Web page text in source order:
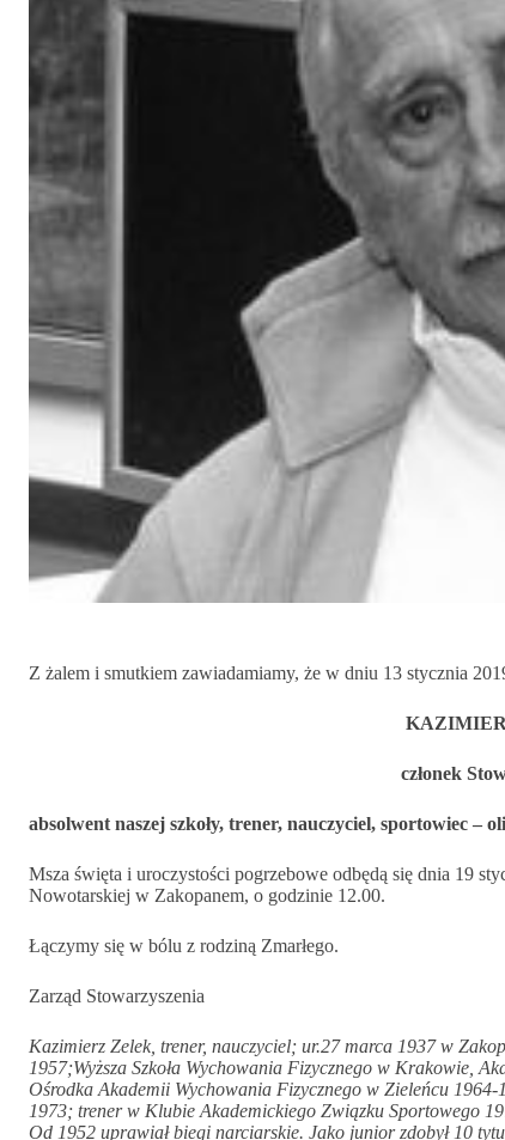
Z żalem i smutkiem zawiadamiamy, że w dniu 13 stycznia
członek
absolwent naszej szkoły, trener, nauczyciel, sportowiec –
Msza święta i uroczystości pogrzebowe odbędą się dnia 19
Nowotarskiej w Zakopanem, o godzinie 12.00.
Łączymy się w bólu z rodziną Zmarłego.
Zarząd Stowarzyszenia
Kazimierz Zelek, trener, nauczyciel; ur.27 marca 1937 w
1957;Wyższa Szkoła Wychowania Fizycznego w Krakowie,
Ośrodka Akademii Wychowania Fizycznego w Zieleńcu
1973; trener w Klubie Akademickiego Związku Sportowego
Od 1952 uprawiał biegi narciarskie. Jako junior zdobył 10